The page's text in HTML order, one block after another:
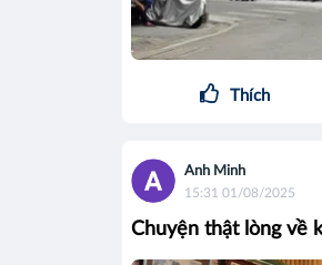
Thích
Anh Minh
15:31 01/08/2025
Chuyện thật lòng về